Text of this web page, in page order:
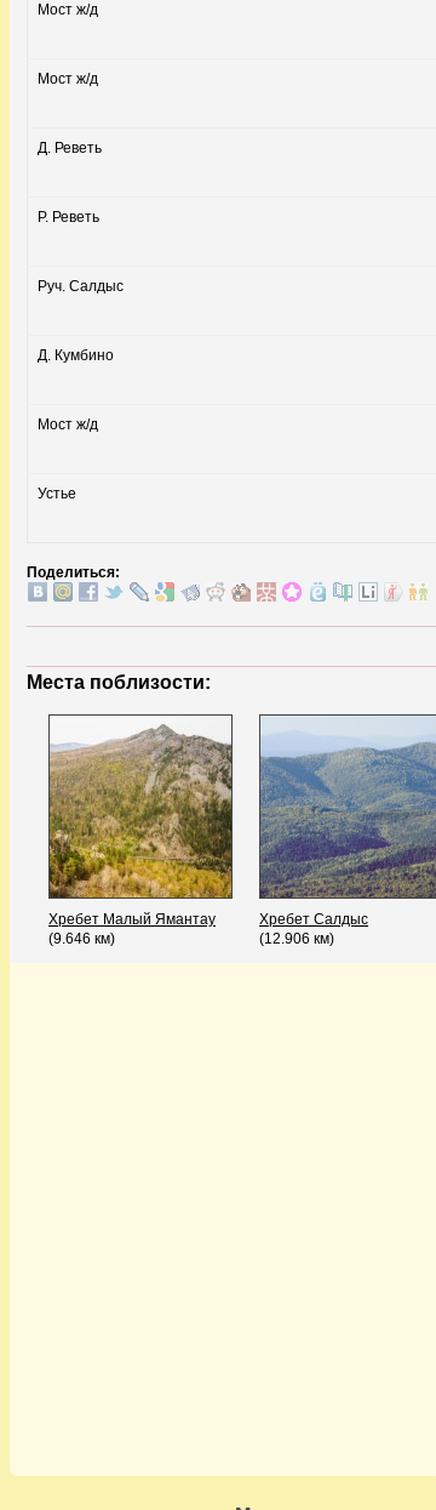
Мост ж/д
Мост ж/д
Д. Реветь
Р. Реветь
Руч. Салдыс
Д. Кумбино
Мост ж/д
Устье
Поделиться:
Места поблизости:
Хребет Малый Ямантау
(9.646 км)
Хребет Салдыс
(12.906 км)